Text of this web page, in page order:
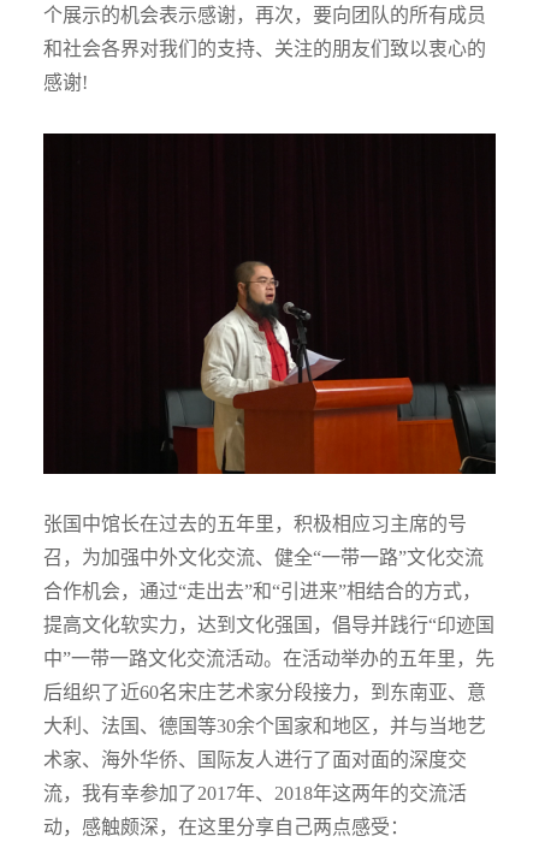
个展示的机会表示感谢，再次，要向团队的所有成员
和社会各界对我们的支持、关注的朋友们致以衷心的
感谢!
张国中馆长在过去的五年里，积极相应习主席的号
召，为加强中外文化交流、健全“一带一路”文化交流
合作机会，通过“走出去”和“引进来”相结合的方式，
提高文化软实力，达到文化强国，倡导并践行“印迹国
中”一带一路文化交流活动。在活动举办的五年里，先
后组织了近60名宋庄艺术家分段接力，到东南亚、意
大利、法国、德国等30余个国家和地区，并与当地艺
术家、海外华侨、国际友人进行了面对面的深度交
流，我有幸参加了2017年、2018年这两年的交流活
动，感触颇深，在这里分享自己两点感受：